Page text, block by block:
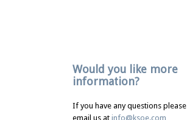
Would you like more
information?
If you have any questions please
email us at info@ksoe.com